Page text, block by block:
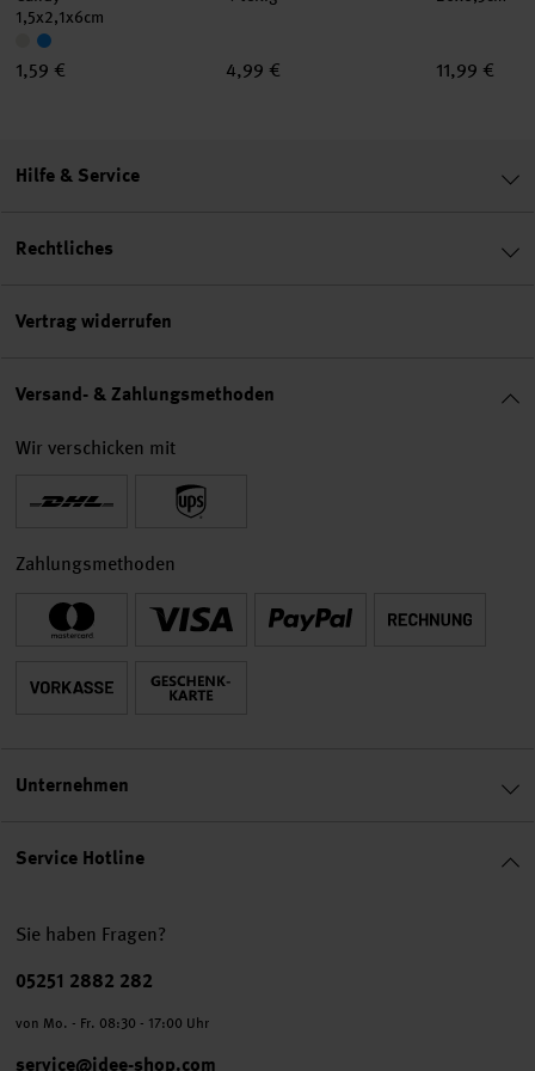
1,5x2,1x6cm
1,59 € 4,99 € 11,99 €
Service Hotline
Sie haben Fragen?
Telefonnummer
05251 2882 282
von Mo. - Fr. 08:30 - 17:00 Uhr
service@idee-shop.com
Hilfe & Service
Rechtliches
Vertrag widerrufen
Versand- & Zahlungsmethoden
Wir verschicken mit
Zahlungsmethoden
Unternehmen